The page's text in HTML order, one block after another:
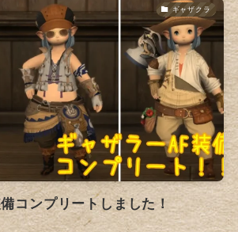
ギャザクラ
コンプリートしました！